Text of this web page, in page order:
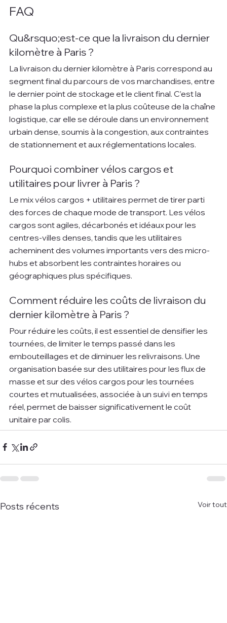
FAQ
Qu&rsquo;est-ce que la livraison du dernier
kilomètre à Paris ?
La livraison du dernier kilomètre à Paris correspond au
segment final du parcours de vos marchandises, entre
le dernier point de stockage et le client final. C’est la
phase la plus complexe et la plus coûteuse de la chaîne
logistique, car elle se déroule dans un environnement
urbain dense, soumis à la congestion, aux contraintes
de stationnement et aux réglementations locales.
Pourquoi combiner vélos cargos et
utilitaires pour livrer à Paris ?
Le mix vélos cargos + utilitaires permet de tirer parti
des forces de chaque mode de transport. Les vélos
cargos sont agiles, décarbonés et idéaux pour les
centres-villes denses, tandis que les utilitaires
acheminent des volumes importants vers des micro-
hubs et absorbent les contraintes horaires ou
géographiques plus spécifiques.
Comment réduire les coûts de livraison du
dernier kilomètre à Paris ?
Pour réduire les coûts, il est essentiel de densifier les
tournées, de limiter le temps passé dans les
embouteillages et de diminuer les relivraisons. Une
organisation basée sur des utilitaires pour les flux de
masse et sur des vélos cargos pour les tournées
courtes et mutualisées, associée à un suivi en temps
réel, permet de baisser significativement le coût
unitaire par colis.
Posts récents Voir tout